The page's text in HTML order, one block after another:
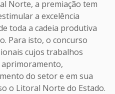
Norte, a premiação tem
a excelência
toda a cadeia produtiva
Para isto, o concurso
cujos trabalhos
do setor e em sua
o Litoral Norte do Estado.